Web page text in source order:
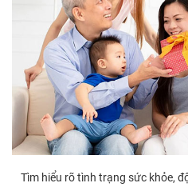
Tìm hiểu rõ tình trạng sức khỏe,